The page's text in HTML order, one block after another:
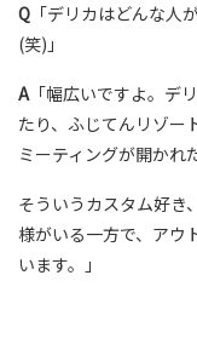
Q 「デリカはどんな人
(笑)」
A「幅広いですよ。デ
たり、ふじてんリゾー
ミーティングが開かれ
そういうカスタム好き
様がいる一方で、アウ
います。」